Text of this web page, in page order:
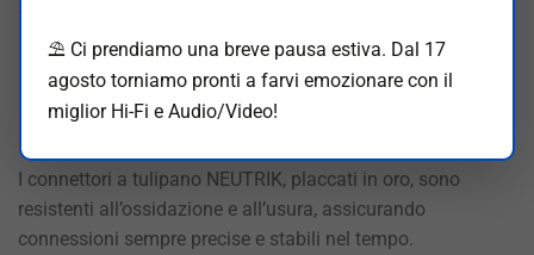
una trasmissione del segnale audio ad alta fedeltà e con
perdite minime.
Connettori NEUTRIK placcati oro
I connettori a tulipano NEUTRIK, placcati in oro, sono
resistenti all’ossidazione e all’usura, assicurando
connessioni sempre precise e stabili nel tempo.
⛱️ Ci prendiamo una breve pausa estiva. Dal 17
agosto torniamo pronti a farvi emozionare con il
miglior Hi-Fi e Audio/Video!